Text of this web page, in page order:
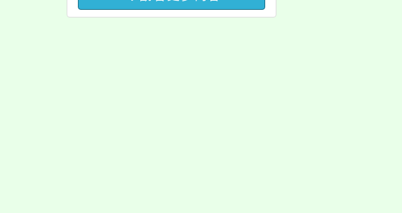
學生輔導中心人員，以及